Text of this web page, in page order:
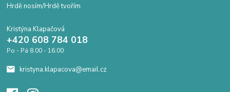
Hrdě nosím/Hrdě tvořím
Kristýna Klapačová
+420 608 784 018
Po - Pá 8.00 - 16.00
kristyna.klapacova@email.cz